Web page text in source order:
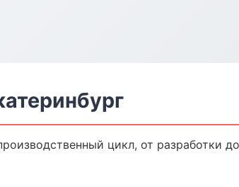
цикл, от разработки